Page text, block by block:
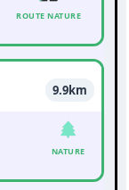
ROUTE NATURE
9.9km
NATURE